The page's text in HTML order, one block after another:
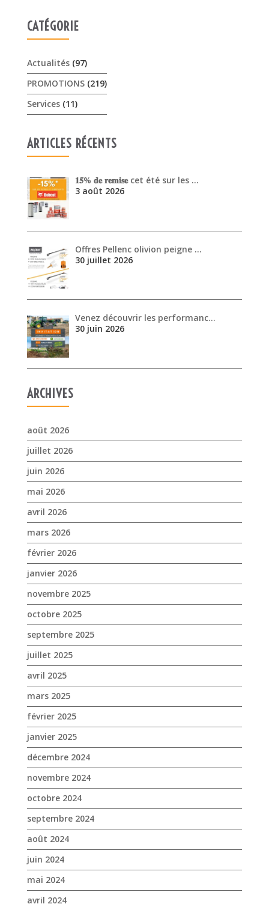
CATÉGORIE
Actualités(97)
PROMOTIONS(219)
Services(11)
ARTICLES RÉCENTS
𝟏𝟓% 𝐝𝐞 𝐫𝐞𝐦𝐢𝐬𝐞 cet été sur les …
3 août 2026
Offres Pellenc olivion peigne …
30 juillet 2026
Venez découvrir les performanc…
30 juin 2026
ARCHIVES
août 2026
juillet 2026
juin 2026
mai 2026
avril 2026
mars 2026
février 2026
janvier 2026
novembre 2025
octobre 2025
septembre 2025
juillet 2025
avril 2025
mars 2025
février 2025
janvier 2025
décembre 2024
novembre 2024
octobre 2024
septembre 2024
août 2024
juin 2024
mai 2024
avril 2024